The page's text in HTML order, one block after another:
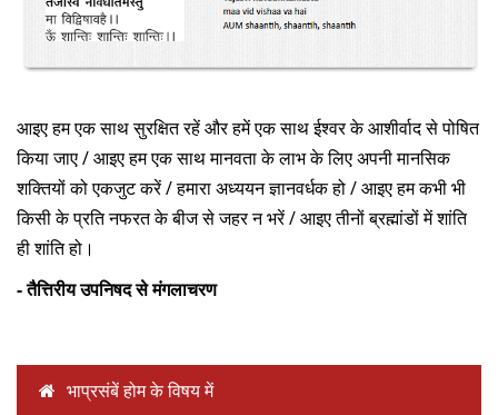
आइए हम एक साथ सुरक्षित रहें और हमें एक साथ ईश्वर के आशीर्वाद से पोषित
किया जाए / आइए हम एक साथ मानवता के लाभ के लिए अपनी मानसिक
शक्तियों को एकजुट करें / हमारा अध्ययन ज्ञानवर्धक हो / आइए हम कभी भी
किसी के प्रति नफरत के बीज से जहर न भरें / आइए तीनों ब्रह्मांडों में शांति
ही शांति हो।
- तैत्तिरीय उपनिषद से मंगलाचरण
भाप्रसंबें होम के विषय में